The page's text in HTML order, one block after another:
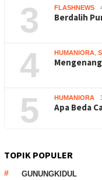
3 FLASHNEWS
Berdalih
4 HUMANIORA
5 HUMANIORA
Apa Beda
TOPIK POPULER
GUNUNGKIDUL